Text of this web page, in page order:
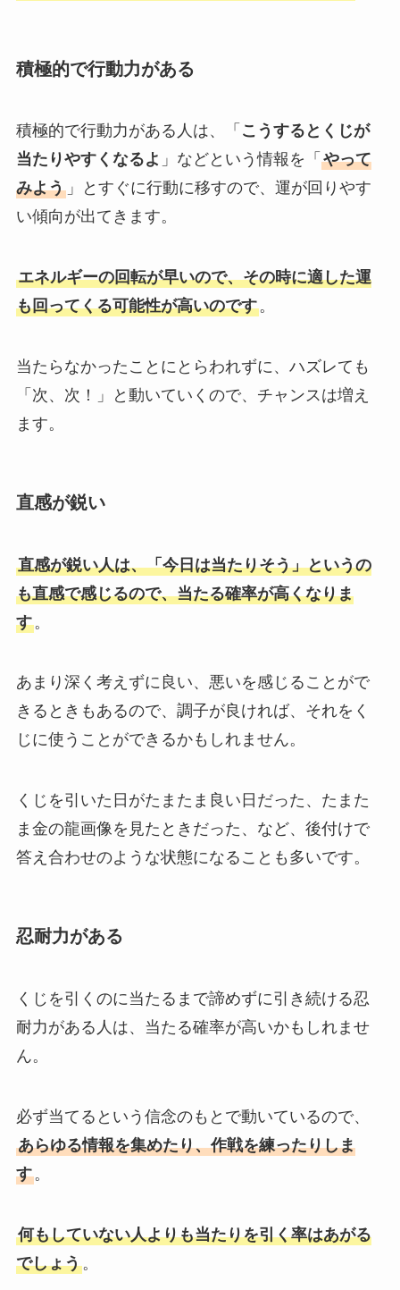
積極的で行動力がある
積極的で行動力がある人は、「 こうするとくじが
当たりやすくなるよ 」などという情報を「 やって
みよう」とすぐに行動に移すので、運が回りやす
い傾向が出てきます。
エネルギーの回転が早いので、その時に適した運
も回ってくる可能性が高いのです。
当たらなかったことにとらわれずに、ハズレても
「次、次！」と動いていくので、チャンスは増え
ます。
直感が鋭い
直感が鋭い人は、「今日は当たりそう」というの
も直感で感じるので、当たる確率が高くなりま
す。
あまり深く考えずに良い、悪いを感じることがで
きるときもあるので、調子が良ければ、それをく
じに使うことができるかもしれません。
くじを引いた日がたまたま良い日だった、たまた
ま金の龍画像を見たときだった、など、後付けで
答え合わせのような状態になることも多いです。
忍耐力がある
くじを引くのに当たるまで諦めずに引き続ける忍
耐力がある人は、当たる確率が高いかもしれませ
ん。
必ず当てるという信念のもとで動いているので、
あらゆる情報を集めたり、作戦を練ったりしま
す。
何もしていない人よりも当たりを引く率はあがる
でしょう。